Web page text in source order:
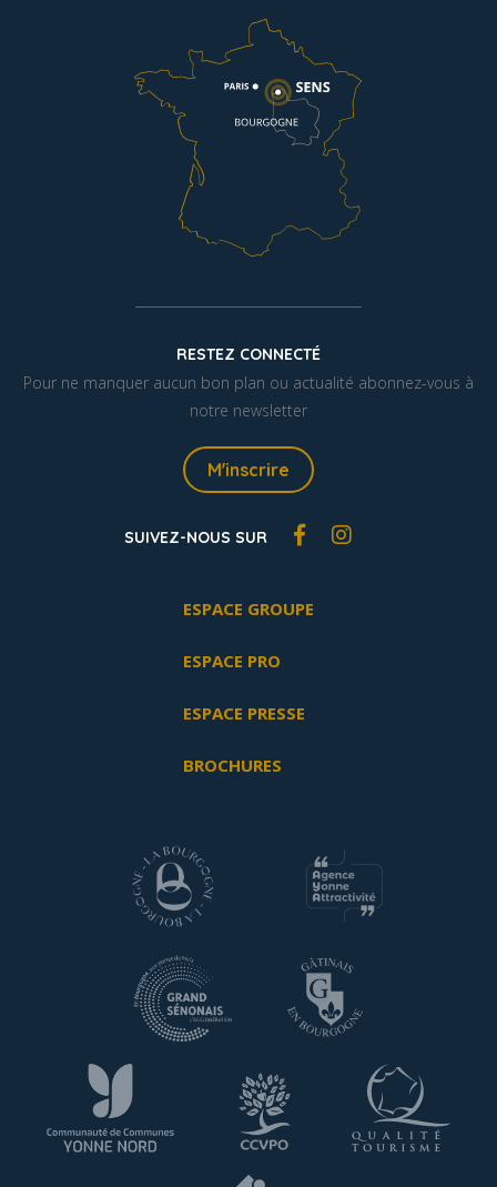
RESTEZ CONNECTÉ
Pour ne manquer aucun bon plan ou actualité abonnez-vous à
notre newsletter
M'inscrire
SUIVEZ-NOUS SUR
ESPACE GROUPE
ESPACE PRO
ESPACE PRESSE
BROCHURES